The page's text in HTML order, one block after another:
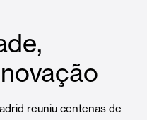
reuniu centenas de